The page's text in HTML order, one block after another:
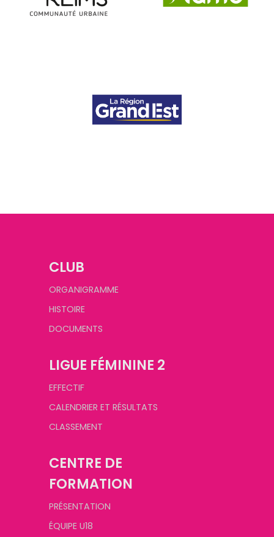
CLUB
ORGANIGRAMME
HISTOIRE
DOCUMENTS
LIGUE FÉMININE 2
EFFECTIF
CALENDRIER ET RÉSULTATS
CLASSEMENT
CENTRE DE
FORMATION
PRÉSENTATION
ÉQUIPE U18